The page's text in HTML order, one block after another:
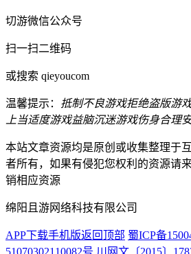
切游微信公众号
扫一扫二维码
或搜索 qieyoucom
温馨提示： 抵制不良游戏拒绝盗版游
上当适度游戏益脑沉迷游戏伤身合理
本站文章资源均是原创或收集整理于
者所有，如果有侵犯您权利的资源请
销相应资源
绵阳且游网络科技有限公司
APP下载手机版返回顶部 蜀ICP备
51070302110082号 川网文〔2015〕